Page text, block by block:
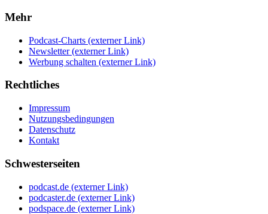
Mehr
Podcast-Charts (externer Link)
Newsletter (externer Link)
Werbung schalten (externer Link)
Rechtliches
Impressum
Nutzungsbedingungen
Datenschutz
Kontakt
Schwesterseiten
podcast.de (externer Link)
podcaster.de (externer Link)
podspace.de (externer Link)